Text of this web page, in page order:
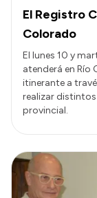
El Registro
Colorado
El lunes 10 y
atenderá en Río
itinerante a
realizar
provincial.